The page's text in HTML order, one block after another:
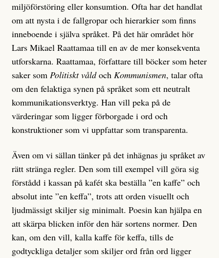
miljöförstöring eller konsumtion. Ofta har det handlat
om att nysta i de fallgropar och hierarkier som finns
inneboende i själva språket. På det här området hör
Lars Mikael Raattamaa till en av de mer konsekventa
utforskarna. Raattamaa, författare till böcker som heter
saker som Politiskt våldoch Kommunismen, talar ofta
om den felaktiga synen på språket som ett neutralt
kommunikationsverktyg. Han vill peka på de
värderingar som ligger förborgade i ord och
konstruktioner som vi uppfattar som transparenta.
Även om vi sällan tänker på det inhägnas ju språket av
rätt stränga regler. Den som till exempel vill göra sig
förstådd i kassan på kafét ska beställa ”en kaffe” och
absolut inte ”en keffa”, trots att orden visuellt och
ljudmässigt skiljer sig minimalt. Poesin kan hjälpa en
att skärpa blicken inför den här sortens normer. Den
kan, om den vill, kalla kaffe för keffa, tills de
godtyckliga detaljer som skiljer ord från ord ligger